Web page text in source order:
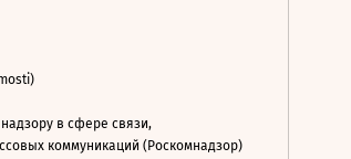
в сфере связи,
коммуникаций (Роскомнадзор)